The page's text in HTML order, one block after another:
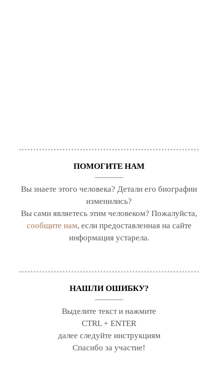
ПОМОГИТЕ НАМ
Вы знаете этого человека? Детали его биографии
изменились?
Вы сами являетесь этим человеком? Пожалуйста,
сообщите нам, если предоставленная на сайте
информация устарела.
НАШЛИ ОШИБКУ?
Выделите текст и нажмите
CTRL + ENTER
далее следуйте инструкциям
Спасибо за участие!